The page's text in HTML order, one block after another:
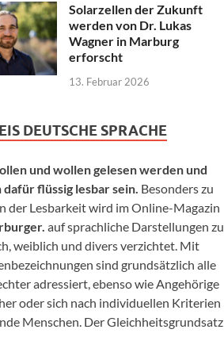
Solarzellen der Zukunft
werden von Dr. Lukas
Wagner in Marburg
erforscht
13. Februar 2026
DEUTSCHE SPRACHE
und wollen gelesen werden und
dafür flüssig lesbar sein. Besonders zu
der Lesbarkeit wird im Online-Magazin
auf sprachliche Darstellungen zu
weiblich und divers verzichtet. Mit
sind grundsätzlich alle
adressiert, ebenso wie Angehörige
oder sich nach individuellen Kriterien
Menschen. Der Gleichheitsgrundsatz